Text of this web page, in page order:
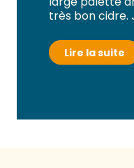
très bon cidre.
Lire la suite